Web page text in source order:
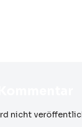
nicht